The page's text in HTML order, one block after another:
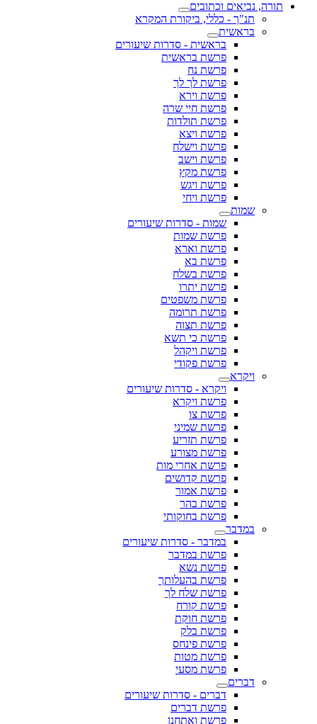
תורה, נביאים וכתובים
תנ"ך - כללי, ביקורת המקרא
בראשית
בראשית - סדרות שיעורים
פרשת בראשית
פרשת נח
פרשת לך לך
פרשת וירא
פרשת חיי שרה
פרשת תולדות
פרשת ויצא
פרשת וישלח
פרשת וישב
פרשת מקץ
פרשת ויגש
פרשת ויחי
שמות
שמות - סדרות שיעורים
פרשת שמות
פרשת וארא
פרשת בא
פרשת בשלח
פרשת יתרו
פרשת משפטים
פרשת תרומה
פרשת תצוה
פרשת כי תשא
פרשת ויקהל
פרשת פקודי
ויקרא
ויקרא - סדרות שיעורים
פרשת ויקרא
פרשת צו
פרשת שמיני
פרשת תזריע
פרשת מצורע
פרשת אחרי מות
פרשת קדושים
פרשת אמור
פרשת בהר
פרשת בחוקותי
במדבר
במדבר - סדרות שיעורים
פרשת במדבר
פרשת נשא
פרשת בהעלותך
פרשת שלח לך
פרשת קורח
פרשת חוקת
פרשת בלק
פרשת פינחס
פרשת מטות
פרשת מסעי
דברים
דברים - סדרות שיעורים
פרשת דברים
פרשת ואתחנן